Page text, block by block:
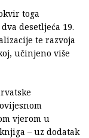
toga
desetljeća 19.
te razvoja
učinjeno više
vjerom u
– uz dodatak